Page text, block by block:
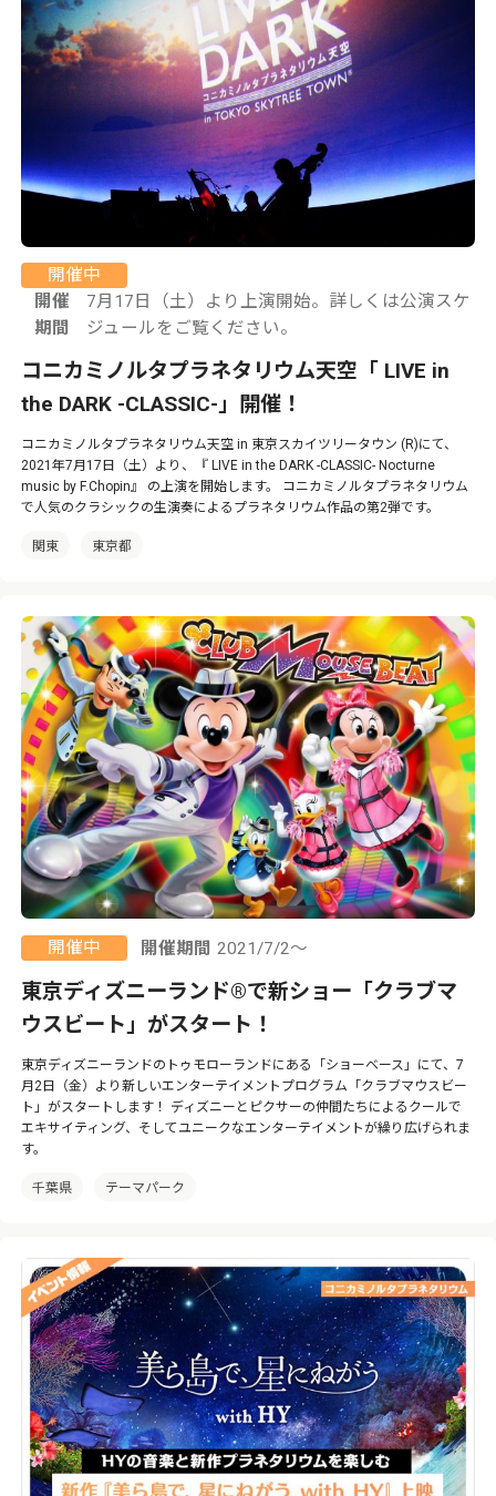
開催中
開催
期間
7月17日（土）より上演開始。詳しくは公演スケ
ジュールをご覧ください。
コニカミノルタプラネタリウム天空「 LIVE in
the DARK -CLASSIC-」開催！
コニカミノルタプラネタリウム天空 in 東京スカイツリータウン (R)にて、
2021年7月17日（土）より、『 LIVE in the DARK -CLASSIC- Nocturne
music by F.Chopin』 の上演を開始します。 コニカミノルタプラネタリウム
で人気のクラシックの生演奏によるプラネタリウム作品の第2弾です。
関東 東京都
開催中 開催期間 2021/7/2～
東京ディズニーランド®で新ショー「クラブマ
ウスビート」がスタート！
東京ディズニーランドのトゥモローランドにある「ショーベース」にて、7
月2日（金）より新しいエンターテイメントプログラム「クラブマウスビー
ト」がスタートします！ ディズニーとピクサーの仲間たちによるクールで
エキサイティング、そしてユニークなエンターテイメントが繰り広げられま
す。
千葉県 テーマパーク